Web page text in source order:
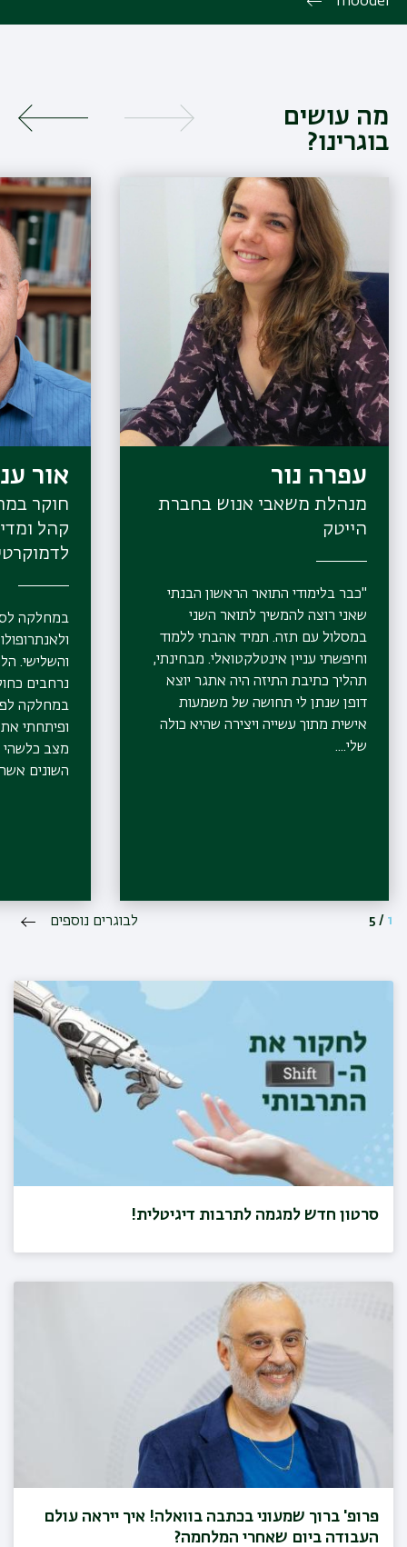
מה עושים
בוגרינו?
עפרה נור
מנהלת משאבי אנוש בחברת
הייטק
"כבר בלימודי התואר הראשון הבנתי
שאני רוצה להמשיך לתואר השני
במסלול עם תזה. תמיד אהבתי ללמוד
וחיפשתי עניין אינטלקטואלי. מבחינתי,
תהליך כתיבת התיזה היה אתגר יוצא
דופן שנתן לי תחושה של משמעות
אישית מתוך עשייה ויצירה שהיא כולה
שלי....
אור
חוקר
קהל
במחלקה
והשלישי.
נרחבים
במחלקה
ופיתחתי
מצב כלשהי
השונים אשר
1
/
5 לבוגרים נוספים
סרטון חדש למגמה לתרבות דיגיטלית!
פרופ' ברוך שמעוני בכתבה בוואלה! איך ייראה עולם
העבודה ביום שאחרי המלחמה?